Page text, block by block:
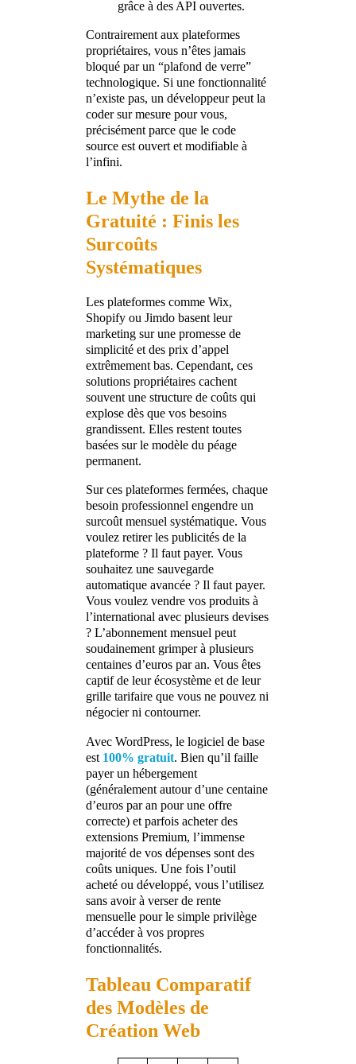
grâce à des API ouvertes.
Contrairement aux plateformes
propriétaires, vous n’êtes jamais
bloqué par un “plafond de verre”
technologique. Si une fonctionnalité
n’existe pas, un développeur peut la
coder sur mesure pour vous,
précisément parce que le code
source est ouvert et modifiable à
l’infini.
Le Mythe de la
Gratuité : Finis les
Surcoûts
Systématiques
Les plateformes comme Wix,
Shopify ou Jimdo basent leur
marketing sur une promesse de
simplicité et des prix d’appel
extrêmement bas. Cependant, ces
solutions propriétaires cachent
souvent une structure de coûts qui
explose dès que vos besoins
grandissent. Elles restent toutes
basées sur le modèle du péage
permanent.
Sur ces plateformes fermées, chaque
besoin professionnel engendre un
surcoût mensuel systématique. Vous
voulez retirer les publicités de la
plateforme ? Il faut payer. Vous
souhaitez une sauvegarde
automatique avancée ? Il faut payer.
Vous voulez vendre vos produits à
l’international avec plusieurs devises
? L’abonnement mensuel peut
soudainement grimper à plusieurs
centaines d’euros par an. Vous êtes
captif de leur écosystème et de leur
grille tarifaire que vous ne pouvez ni
négocier ni contourner.
Avec WordPress, le logiciel de base
est 100% gratuit. Bien qu’il faille
payer un hébergement
(généralement autour d’une centaine
d’euros par an pour une offre
correcte) et parfois acheter des
extensions Premium, l’immense
majorité de vos dépenses sont des
coûts uniques. Une fois l’outil
acheté ou développé, vous l’utilisez
sans avoir à verser de rente
mensuelle pour le simple privilège
d’accéder à vos propres
fonctionnalités.
Tableau Comparatif
des Modèles de
Création Web